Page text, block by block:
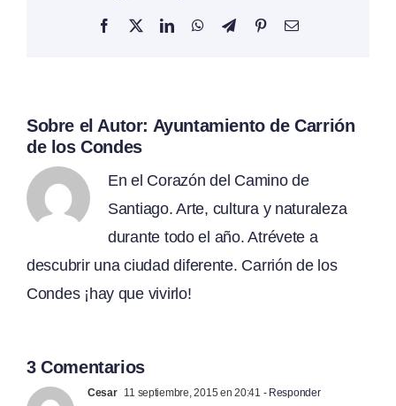
Facebook
X LinkedInWhatsAppTelegramPinterestCorreo
Sobre el Autor: Ayuntamiento de Carrión
de los Condes
En el Corazón del Camino de
Santiago. Arte, cultura y naturaleza
durante todo el año. Atrévete a
descubrir una ciudad diferente. Carrión de los
Condes ¡hay que vivirlo!
3 Comentarios
Cesar 11 septiembre, 2015 en 20:41 - Responder